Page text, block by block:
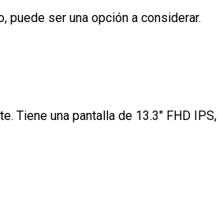
puede ser una opción a considerar.
Tiene una pantalla de 13.3" FHD IPS,